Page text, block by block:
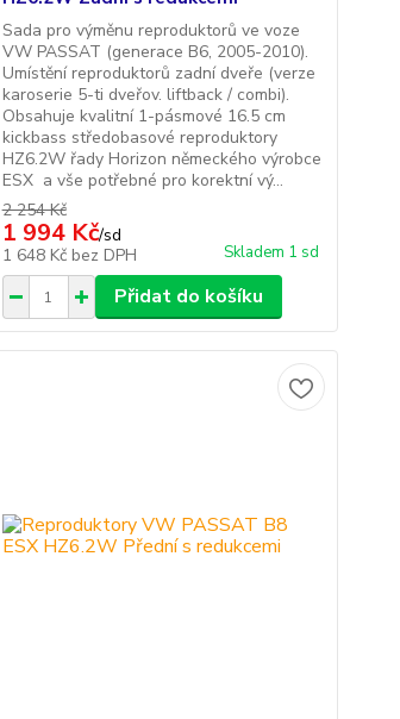
Sada pro výměnu reproduktorů ve voze
VW PASSAT (generace B6, 2005-2010).
Umístění reproduktorů zadní dveře (verze
karoserie 5-ti dveřov. liftback / combi).
Obsahuje kvalitní 1-pásmové 16.5 cm
kickbass středobasové reproduktory
HZ6.2W řady Horizon německého výrobce
ESX a vše potřebné pro korektní vý...
2 254 Kč
1 994 Kč/sd
1 648 Kč bez DPH Skladem 1 sd
Přidat do košíku